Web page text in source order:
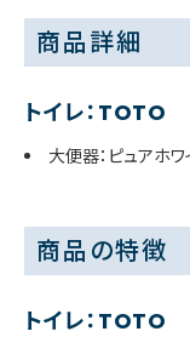
商品詳細
トイレ：TOTO
大便器：ピュアホワ
商品の特徴
トイレ：TOTO